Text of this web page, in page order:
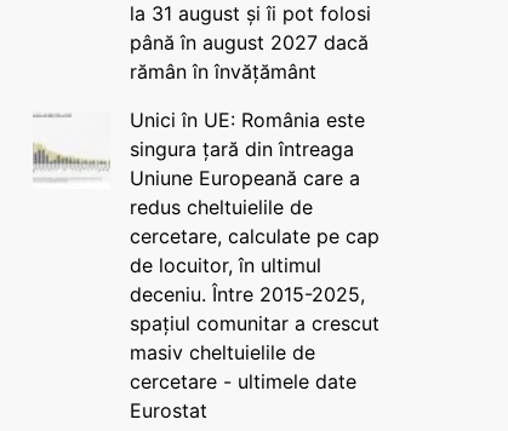
la 31 august și îi pot folosi
până în august 2027 dacă
rămân în învățământ
Unici în UE: România este
singura țară din întreaga
Uniune Europeană care a
redus cheltuielile de
cercetare, calculate pe cap
de locuitor, în ultimul
deceniu. Între 2015-2025,
spațiul comunitar a crescut
masiv cheltuielile de
cercetare - ultimele date
Eurostat